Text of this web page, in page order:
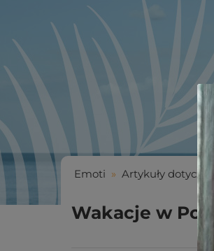
Emoti » Artykuły
Wakacje w